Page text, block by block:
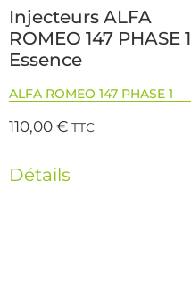
Injecteurs ALFA
ROMEO 147 PHASE 1
Essence
ALFA ROMEO 147 PHASE 1
110,00€ TTC
Détails